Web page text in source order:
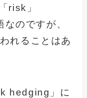
risk」
のですが、
れることはあ
hedging」に